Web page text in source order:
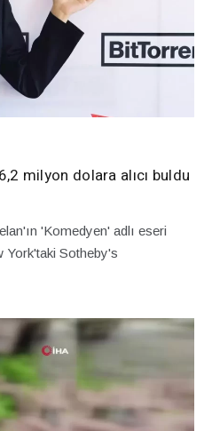
milyon dolara alıcı buldu
'Komedyen' adlı eseri
York'taki Sotheby's